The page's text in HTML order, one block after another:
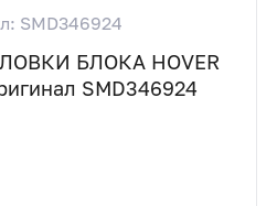
SMD346924
БЛОКА HOVER
SMD346924